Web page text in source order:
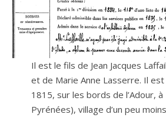
Il est le fils de Jean Jacques
et de Marie Anne Lasserre. Il
1815, sur les bords de l’Adour,
Pyrénées), village d’un peu